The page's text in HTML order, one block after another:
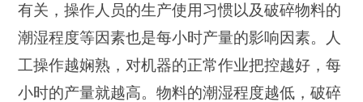
有关，操作人员的生产使用习惯以及破碎物料的
潮湿程度等因素也是每小时产量的影响因素。人
工操作越娴熟，对机器的正常作业把控越好，每
小时的产量就越高。物料的潮湿程度越低，破碎